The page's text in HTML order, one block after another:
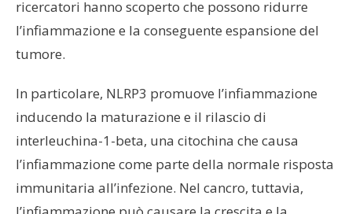
ricercatori hanno scoperto che possono ridurre
l’infiammazione e la conseguente espansione del
tumore.
In particolare, NLRP3 promuove l’infiammazione
inducendo la maturazione e il rilascio di
interleuchina-1-beta, una citochina che causa
l’infiammazione come parte della normale risposta
immunitaria all’infezione. Nel cancro, tuttavia,